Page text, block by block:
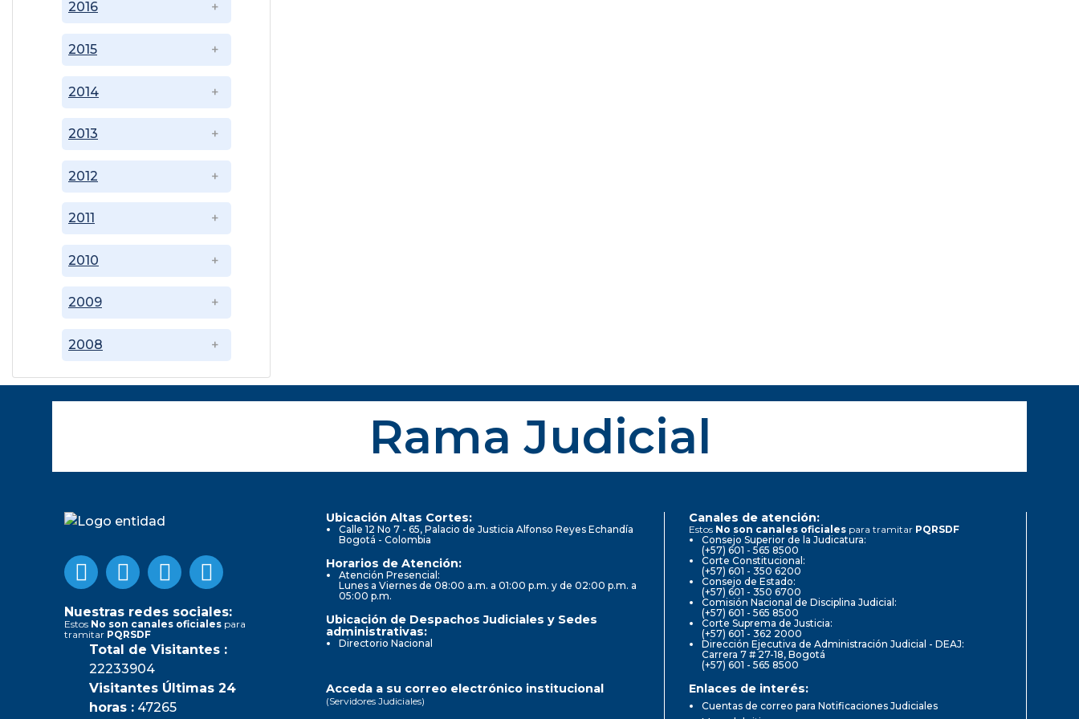
2008
2009
2010
2011
2012
2013
2014
2015
2016
Rama Judicial
Nuestras redes sociales:
Estos No son canales oficiales para
tramitar PQRSDF
Total de Visitantes :
22233904
Visitantes Últimas 24
horas : 47265
Ubicación Altas Cortes:
Calle 12 No 7 - 65, Palacio de Justicia Alfonso Reyes Echandía
Bogotá - Colombia
Horarios de Atención:
Atención Presencial:
Lunes a Viernes de 08:00 a.m. a 01:00 p.m. y de 02:00 p.m. a
05:00 p.m.
Ubicación de Despachos Judiciales y Sedes
administrativas:
Directorio Nacional
Canales de atención:
Estos No son canales oficiales para tramitar PQRSDF
Consejo Superior de la Judicatura:
(+57) 601 - 565 8500
Corte Constitucional:
(+57) 601 - 350 6200
Consejo de Estado:
(+57) 601 - 350 6700
Comisión Nacional de Disciplina Judicial:
(+57) 601 - 565 8500
Corte Suprema de Justicia:
(+57) 601 - 362 2000
Dirección Ejecutiva de Administración Judicial - DEAJ:
Carrera 7 # 27-18, Bogotá
(+57) 601 - 565 8500
Acceda a su correo electrónico institucional
(Servidores Judiciales)
Enlaces de interés:
Cuentas de correo para Notificaciones Judiciales